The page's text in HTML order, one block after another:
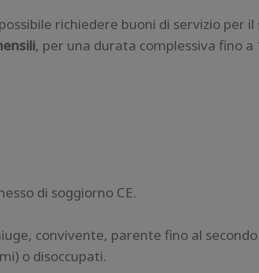
richiedere buoni di servizio per
, per una durata complessiva fino a
di soggiorno CE.
convivente, parente fino al
o disoccupati.